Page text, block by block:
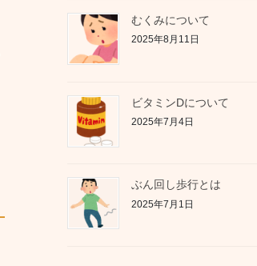
むくみについて
2025年8月11日
ビタミンDについて
2025年7月4日
ぶん回し歩行とは
2025年7月1日